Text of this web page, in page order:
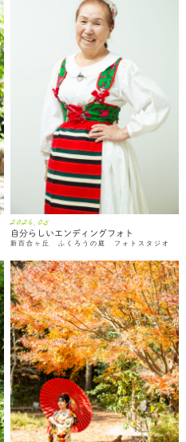
2026.05
自分らしいエンディングフォト
新百合ヶ丘 ふくろうの庭 フォトスタジオ